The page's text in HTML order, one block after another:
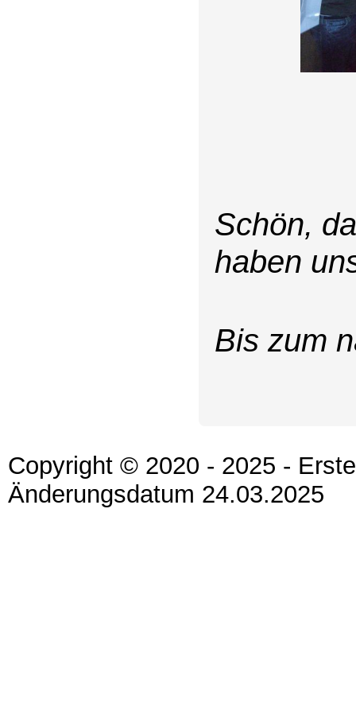
Schön,
haben
Bis zum
Copyright © 2020 - 2025 -
Änderungsdatum 24.03.2025